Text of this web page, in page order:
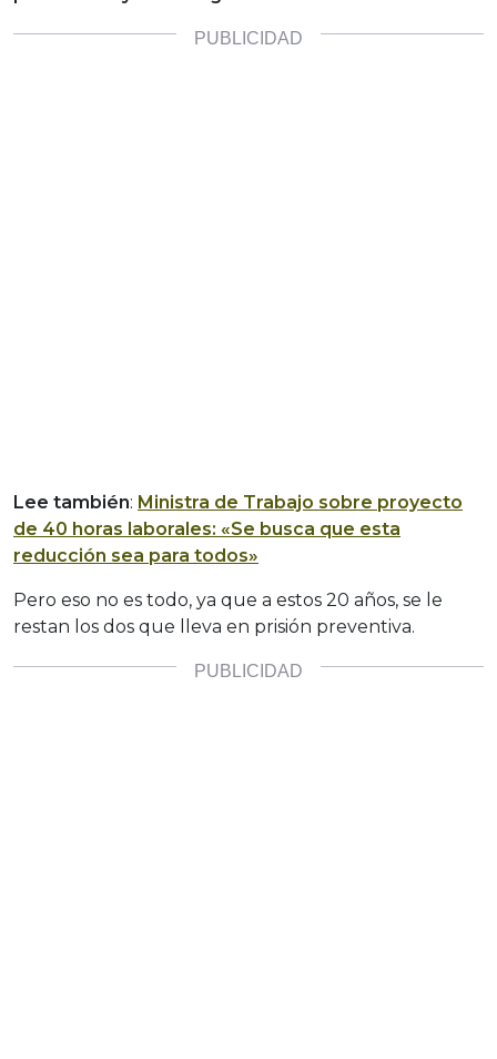
Lee también: Ministra de Trabajo sobre proyecto
de 40 horas laborales: «Se busca que esta
reducción sea para todos»
Pero eso no es todo, ya que a estos 20 años, se le
restan los dos que lleva en prisión preventiva.